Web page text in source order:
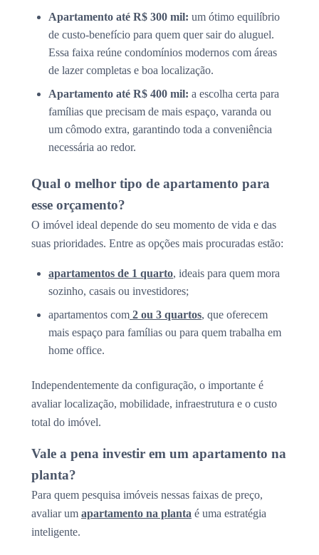
Apartamento até R$ 300 mil: um ótimo equilíbrio
de custo-benefício para quem quer sair do aluguel.
Essa faixa reúne condomínios modernos com áreas
de lazer completas e boa localização.
Apartamento até R$ 400 mil: a escolha certa para
famílias que precisam de mais espaço, varanda ou
um cômodo extra, garantindo toda a conveniência
necessária ao redor.
Qual o melhor tipo de apartamento para
esse orçamento?
O imóvel ideal depende do seu momento de vida e das
suas prioridades. Entre as opções mais procuradas estão:
apartamentos de 1 quarto, ideais para quem mora
sozinho, casais ou investidores;
apartamentos com 2 ou 3 quartos, que oferecem
mais espaço para famílias ou para quem trabalha em
home office.
Independentemente da configuração, o importante é
avaliar localização, mobilidade, infraestrutura e o custo
total do imóvel.
Vale a pena investir em um apartamento na
planta?
Para quem pesquisa imóveis nessas faixas de preço,
avaliar um apartamento na planta é uma estratégia
inteligente.